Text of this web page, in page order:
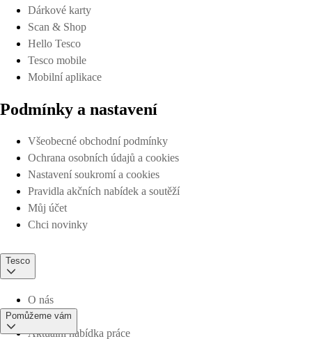
Dárkové karty
Scan & Shop
Hello Tesco
Tesco mobile
Mobilní aplikace
Podmínky a nastavení
Všeobecné obchodní podmínky
Ochrana osobních údajů a cookies
Nastavení soukromí a cookies
Pravidla akčních nabídek a soutěží
Můj účet
Chci novinky
Tesco
O nás
Aktuální nabídka práce
Pomůžeme vám